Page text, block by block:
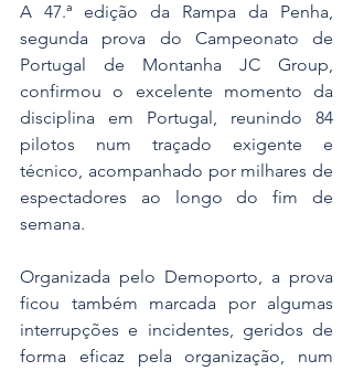
A 47.ª edição da Rampa da Penha,
segunda prova do Campeonato de
Portugal de Montanha JC Group,
confirmou o excelente momento da
disciplina em Portugal, reunindo 84
pilotos num traçado exigente e
técnico, acompanhado por milhares de
espectadores ao longo do fim de
semana.
Organizada pelo Demoporto, a prova
ficou também marcada por algumas
interrupções e incidentes, geridos de
forma eficaz pela organização, num